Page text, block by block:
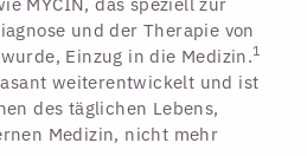
und der Therapie von
Einzug in die Medizin.1
weiterentwickelt und ist
des täglichen Lebens,
Medizin, nicht mehr